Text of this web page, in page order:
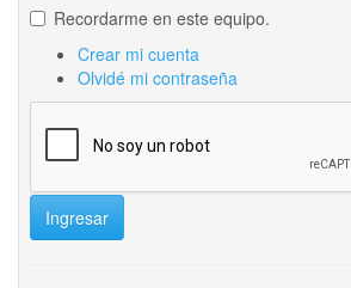
Recordarme en este equipo.
Crear mi cuenta
Olvidé mi contraseña
Ingresar